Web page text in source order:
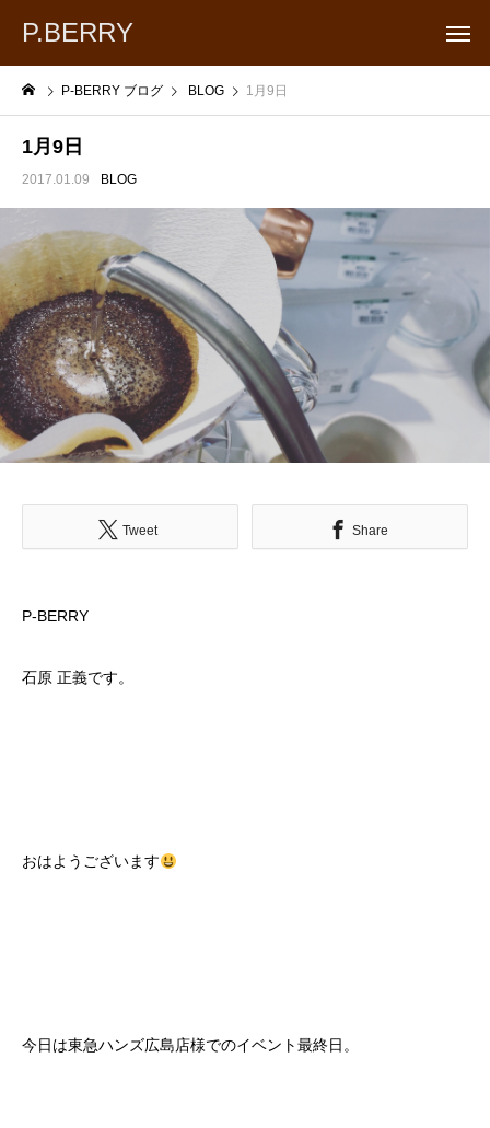
P.BERRY
P-BERRY ブログ BLOG 1月9日
1月9日
2017.01.09 BLOG
Tweet Share
P-BERRY
石原 正義です。
おはようございます
今日は東急ハンズ広島店様でのイベント最終日。